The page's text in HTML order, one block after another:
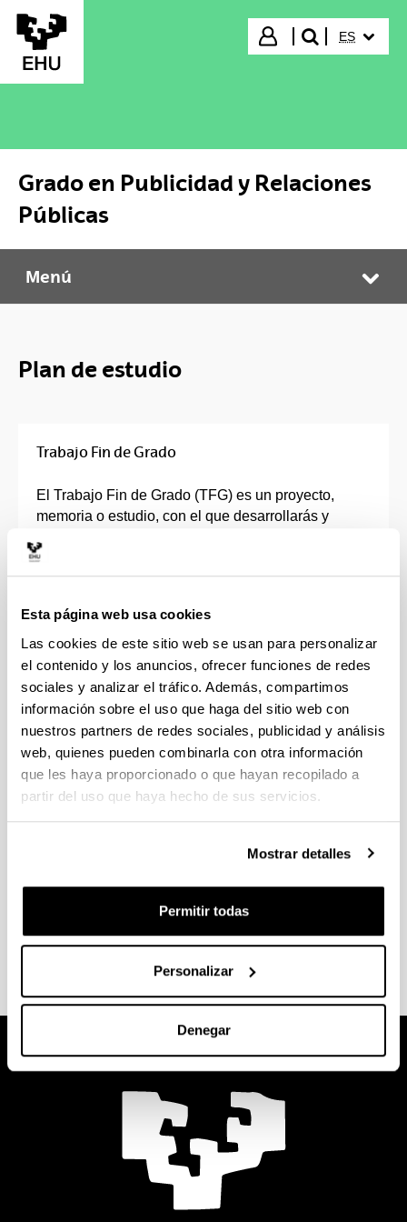
Esta página web usa cookies
Las cookies de este sitio web se usan para personalizar
el contenido y los anuncios, ofrecer funciones de redes
sociales y analizar el tráfico. Además, compartimos
información sobre el uso que haga del sitio web con
nuestros partners de redes sociales, publicidad y análisis
web, quienes pueden combinarla con otra información
que les haya proporcionado o que hayan recopilado a
partir del uso que haya hecho de sus servicios.
Mostrar detalles
Permitir todas
Personalizar
Denegar
Saltar al contenido principal
Iniciar sesión
buscar"
ES
Grado en Publicidad y Relaciones
Públicas
Grado en Publicidad y Relaciones Públicas
Menú
Plan de estudio
Trabajo Fin de Grado
El Trabajo Fin de Grado (TFG) es un proyecto,
memoria o estudio, con el que desarrollarás y
contenidos, capacidades, competencias y
habilidades adquiridas en tu grado.
Deberá ser un trabajo original, dónde pondrás en
práctica y se evaluarán todas las competencias que
has ido adquiriendo durante el Grado.
Tendrás un director o directora que te orientará en
la elección de la línea de investigación y que
supervisará tu trabajo.
El TFG consta de entre 6 y 30 créditos, en función
matricularte, antes deberás haber superado un
Consulta la información sobreinscripción, temas y
defensaen la web de tu centro.